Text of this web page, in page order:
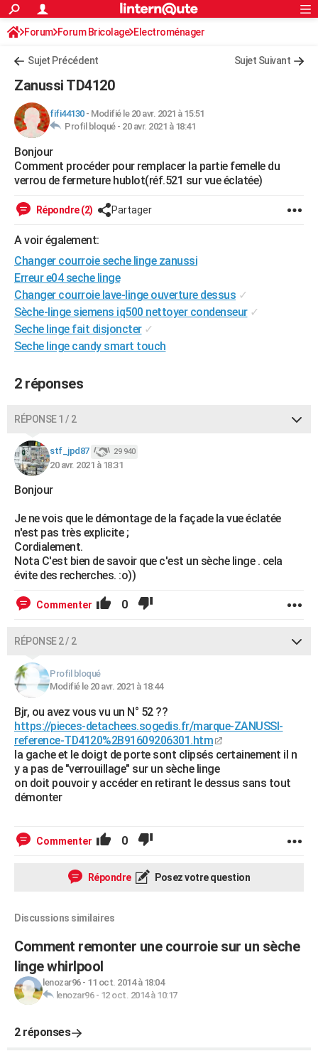
ACTUALITÉS
Politique
Société
Faits Divers
Education
Monde
Villes
+
FINANCE
Retraite
Impôts
Epargne
Immobilier
Risques naturels par ville
Banque
Assurance
Crédit
AUTO
Essais
Réserver un essai
Citadines
Berlines
SUV
Forum auto
+HIGH-TECH
Mobiles
Meilleur smartphone
Internet
Ordinateurs
Jeux vidéo
Guide high-tech
+
Forum
Aménagement intérieur
Extérieur
Cuisine
Salle de bains
Jardinage
Rangement
WEEK-END
Guides de France
Escapades
Patrimoine
Expositions
Musées
Week-end nature
+LIFESTYLE
Art de vivre
Bien-être
Loisirs
Mode
Modes de vie
SANTE
Alimentation
Guide de la santé
Maladies
Médicaments
Sommeil
VOYAGE
Destinations
City break
Voyage nature
Voyage de noces
Forum
Climat
+PHOTO
BONS PLANS
CARTE DE VOEUX
Carte de Noël
Carte Bonne année
Carte Saint-Valentin
Carte Pâques
Carte d'anniversaire
DICTIONNAIRE
Dictionnaire
Biographies
Citations
Expressions
Proverbes
S'inscrire
Se connecter
Lycées
Collèges
Primaires
Universités
Entreprises
Service militaire
Avis de recherche
AVIS DE DÉCÈS
FORUM
S'inscrire
Connexion
Forum Forum Bricolage Electroménager
Sujet Précédent Sujet Suivant
Zanussi TD4120
fifi44130- Modifié le 20 avr. 2021 à 15:51
Profil bloqué - 20 avr. 2021 à 18:41
Bonjour
Comment procéder pour remplacer la partie femelle du
verrou de fermeture hublot(réf.521 sur vue éclatée)
Répondre (2) Partager
A voir également:
Changer courroie seche linge zanussi
Erreur e04 seche linge
Changer courroie lave-linge ouverture dessus ✓
Sèche-linge siemens iq500 nettoyer condenseur ✓
Seche linge fait disjoncter ✓
Seche linge candy smart touch
2 réponses
RÉPONSE 1 / 2
stf_jpd87 29 940
20 avr. 2021 à 18:31
Bonjour
Je ne vois que le démontage de la façade la vue éclatée
n'est pas très explicite ;
Cordialement.
Nota C'est bien de savoir que c'est un sèche linge . cela
évite des recherches. :o))
Commenter 0
RÉPONSE 2 / 2
Profil bloqué
Modifié le 20 avr. 2021 à 18:44
Bjr, ou avez vous vu un N° 52 ??
https://pieces-detachees.sogedis.fr/marque-ZANUSSI-
reference-TD4120%2B91609206301.htm
la gache et le doigt de porte sont clipsés certainement il n
y a pas de "verrouillage" sur un sèche linge
on doit pouvoir y accéder en retirant le dessus sans tout
démonter
Commenter 0
Répondre Posez votre question
Discussions similaires
Comment remonter une courroie sur un sèche
linge whirlpool
lenozar96- 11 oct. 2014 à 18:04
lenozar96- 12 oct. 2014 à 10:17
2 réponses